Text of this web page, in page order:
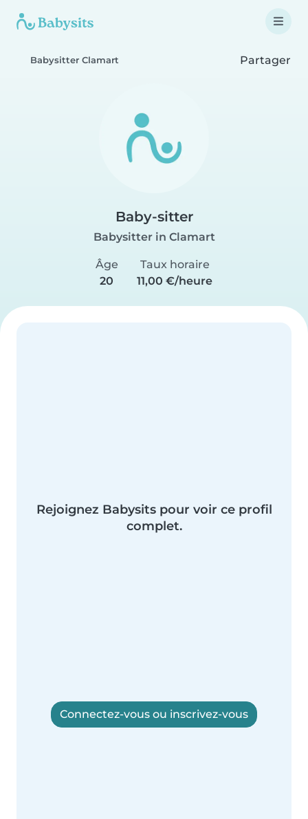
Babysitter Clamart Partager
Baby-sitter
Babysitter in Clamart
Âge
20
Taux horaire
11,00 €/heure
Rejoignez Babysits pour voir ce profil
complet.
Connectez-vous ou inscrivez-vous